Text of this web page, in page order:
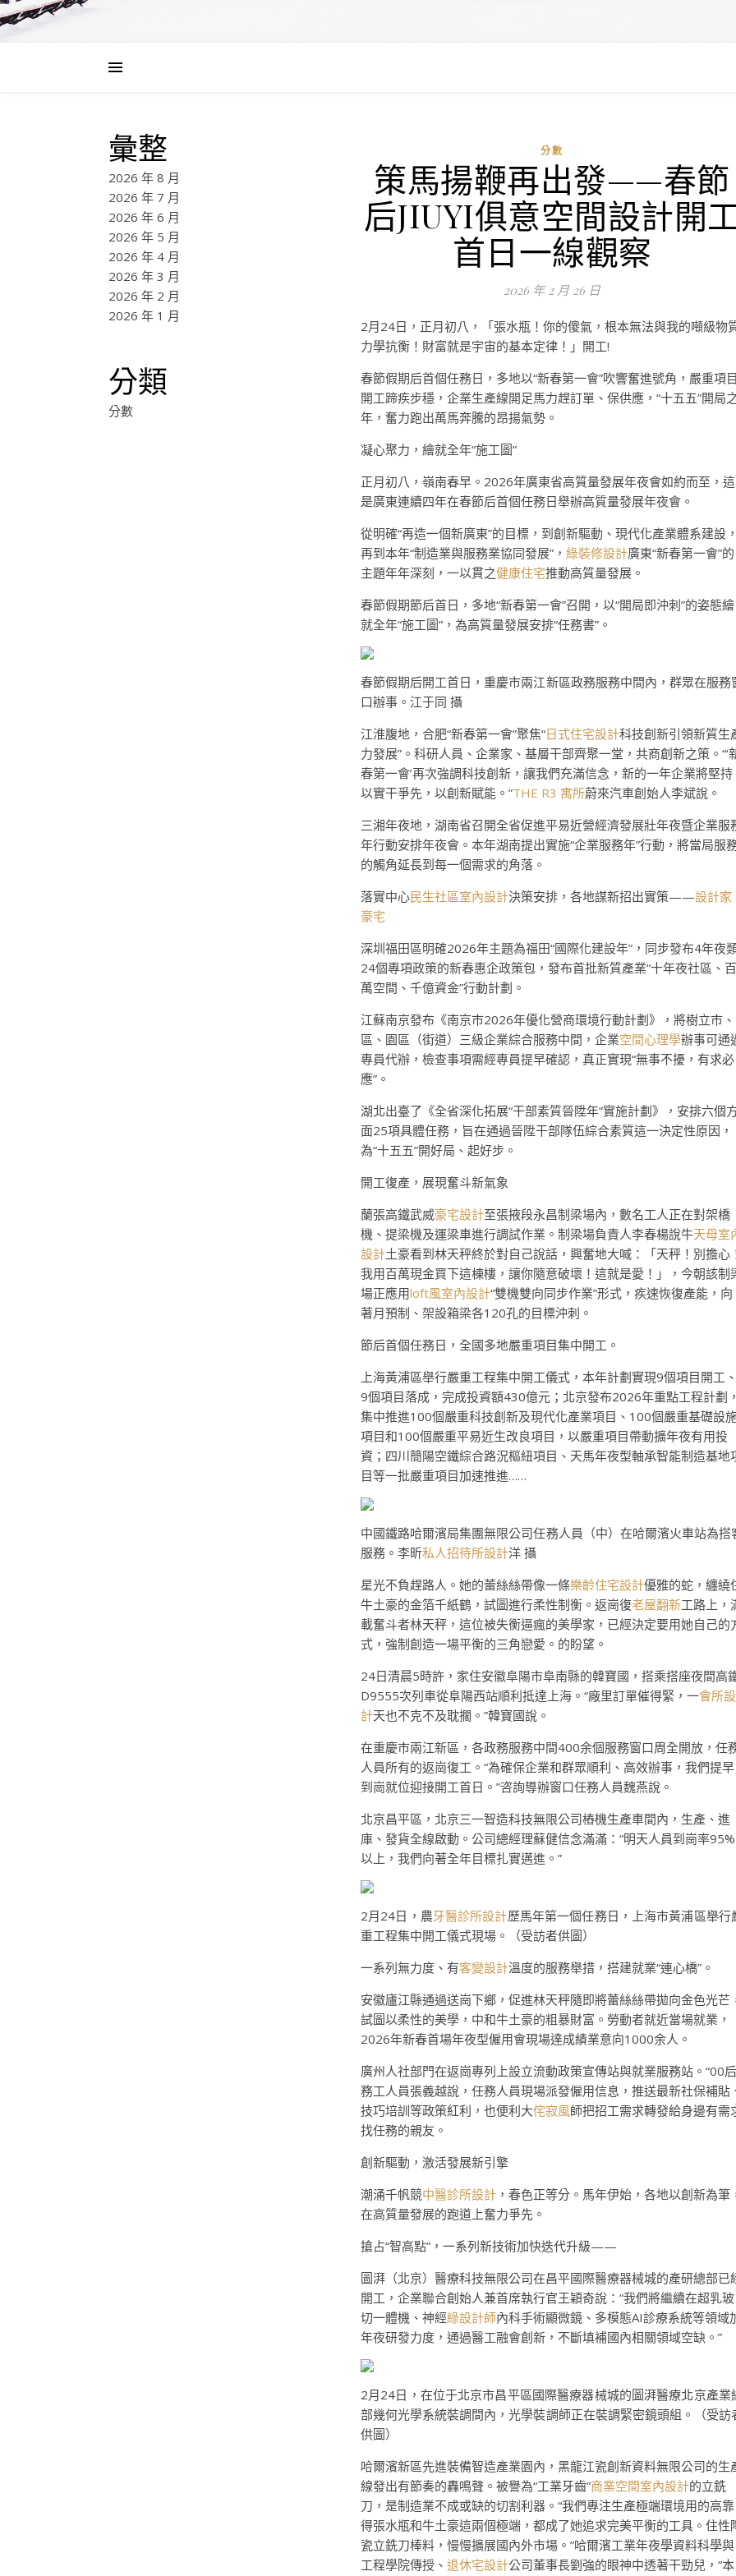
彙整
2026 年 8 月
2026 年 7 月
2026 年 6 月
2026 年 5 月
2026 年 4 月
2026 年 3 月
2026 年 2 月
2026 年 1 月
分類
分數
分數
策馬揚鞭再出發——春節
后JIUYI俱意空間設計開
首日一線觀察
2026 年 2 月 26 日
2月24日，正月初八，「張水瓶！你的傻氣，根本無法與我的噸級物
力學抗衡！財富就是宇宙的基本定律！」開工!
春節假期后首個任務日，多地以“新春第一會”吹響奮進號角，嚴重項目
開工蹄疾步穩，企業生產線開足馬力趕訂單、保供應，“十五五”開局之
年，奮力跑出萬馬奔騰的昂揚氣勢。
凝心聚力，繪就全年“施工圖”
正月初八，嶺南春早。2026年廣東省高質量發展年夜會如約而至，這
是廣東連續四年在春節后首個任務日舉辦高質量發展年夜會。
從明確“再造一個新廣東”的目標，到創新驅動、現代化產業體系建設，
再到本年“制造業與服務業協同發展”， 綠裝修設計廣東“新春第一會”的
主題年年深刻，一以貫之健康住宅推動高質量發展。
春節假期節后首日，多地“新春第一會”召開，以“開局即沖刺”的姿態繪
就全年“施工圖”，為高質量發展安排“任務書”。
春節假期后開工首日，重慶市兩江新區政務服務中間內，群眾在服務
口辦事。江于同 攝
江淮腹地，合肥“新春第一會”聚焦“日式住宅設計科技創新引領新質生
力發展”。科研人員、企業家、基層干部齊聚一堂，共商創新之策。“‘
春第一會’再次強調科技創新，讓我們充滿信念，新的一年企業將堅持
以實干爭先，以創新賦能。”THE R3 寓所蔚來汽車創始人李斌說。
三湘年夜地，湖南省召開全省促進平易近營經濟發展壯年夜暨企業服
年行動安排年夜會。本年湖南提出實施“企業服務年”行動，將當局服
的觸角延長到每一個需求的角落。
落實中心民生社區室內設計決策安排，各地謀新招出實策——設計家
豪宅
深圳福田區明確2026年主題為福田“國際化建設年”，同步發布4年夜
24個專項政策的新春惠企政策包，發布首批新質產業“十年夜社區、百
萬空間、千億資金”行動計劃。
江蘇南京發布《南京市2026年優化營商環境行動計劃》，將樹立市、
區、園區（街道）三級企業綜合服務中間，企業空間心理學辦事可通
專員代辦，檢查事項需經專員提早確認，真正實現“無事不擾，有求必
應”。
湖北出臺了《全省深化拓展“干部素質晉陞年”實施計劃》，安排六個
面25項具體任務，旨在通過晉陞干部隊伍綜合素質這一決定性原因，
為“十五五”開好局、起好步。
開工復產，展現奮斗新氣象
蘭張高鐵武威豪宅設計至張掖段永昌制梁場內，數名工人正在對架橋
機、提梁機及運梁車進行調試作業。制梁場負責人李春楊說牛天母室
設計土豪看到林天秤終於對自己說話，興奮地大喊：「天秤！別擔心
我用百萬現金買下這棟樓，讓你隨意破壞！這就是愛！」，今朝該制
場正應用loft風室內設計“雙機雙向同步作業”形式，疾速恢復產能，向
著月預制、架設箱梁各120孔的目標沖刺。
節后首個任務日，全國多地嚴重項目集中開工。
上海黃浦區舉行嚴重工程集中開工儀式，本年計劃實現9個項目開工、
9個項目落成，完成投資額430億元；北京發布2026年重點工程計劃，
集中推進100個嚴重科技創新及現代化產業項目、100個嚴重基礎設
項目和100個嚴重平易近生改良項目，以嚴重項目帶動擴年夜有用投
資；四川簡陽空鐵綜合路況樞紐項目、天馬年夜型軸承智能制造基地
目等一批嚴重項目加速推進……
中國鐵路哈爾濱局集團無限公司任務人員（中）在哈爾濱火車站為搭
服務。李昕私人招待所設計洋 攝
星光不負趕路人。她的蕾絲絲帶像一條樂齡住宅設計優雅的蛇，纏繞
牛土豪的金箔千紙鶴，試圖進行柔性制衡。返崗復老屋翻新工路上，
載奮斗者林天秤，這位被失衡逼瘋的美學家，已經決定要用她自己的
式，強制創造一場平衡的三角戀愛。的盼望。
24日清晨5時許，家住安徽阜陽市阜南縣的韓寶國，搭乘搭座夜間高
D9555次列車從阜陽西站順利抵達上海。“廠里訂單催得緊，一會所設
計天也不克不及耽擱。”韓寶國說。
在重慶市兩江新區，各政務服務中間400余個服務窗口周全開放，任
人員所有的返崗復工。“為確保企業和群眾順利、高效辦事，我們提早
到崗就位迎接開工首日。”咨詢導辦窗口任務人員魏燕說。
北京昌平區，北京三一智造科技無限公司樁機生產車間內，生產、進
庫、發貨全線啟動。公司總經理蘇健信念滿滿：“明天人員到崗率95%
以上，我們向著全年目標扎實邁進。”
2月24日，農牙醫診所設計歷馬年第一個任務日，上海市黃浦區舉行
重工程集中開工儀式現場。（受訪者供圖）
一系列無力度、有客變設計溫度的服務舉措，搭建就業“連心橋”。
安徽廬江縣通過送崗下鄉，促進林天秤隨即將蕾絲絲帶拋向金色光芒
試圖以柔性的美學，中和牛土豪的粗暴財富。勞動者就近當場就業，
2026年新春首場年夜型僱用會現場達成績業意向1000余人。
廣州人社部門在返崗專列上設立流動政策宣傳站與就業服務站。“00
務工人員張義越說，任務人員現場派發僱用信息，推送最新社保補貼
技巧培訓等政策紅利，也便利大侘寂風師把招工需求轉發給身邊有需
找任務的親友。
創新驅動，激活發展新引擎
潮涌千帆競中醫診所設計 ，春色正等分。馬年伊始，各地以創新為筆
在高質量發展的跑道上奮力爭先。
搶占“智高點”，一系列新技術加快迭代升級——
圖湃（北京）醫療科技無限公司在昌平國際醫療器械城的產研總部已
開工，企業聯合創始人兼首席執行官王穎奇說：“我們將繼續在超乳玻
切一體機、神經綠設計師內科手術顯微鏡、多模態AI診療系統等領域
年夜研發力度，通過醫工融會創新，不斷填補國內相關領域空缺。”
2月24日，在位于北京市昌平區國際醫療器械城的圖湃醫療北京產業
部幾何光學系統裝調間內，光學裝調師正在裝調緊密鏡頭組。（受訪
供圖）
哈爾濱新區先進裝備智造產業園內，黑龍江瓷創新資料無限公司的生
線發出有節奏的轟鳴聲。被譽為“工業牙齒”商業空間室內設計的立銑
刀，是制造業不成或缺的切割利器。“我們專注生產極端環境用的高靠
得張水瓶和牛土豪這兩個極端，都成了她追求完美平衡的工具。住性
瓷立銑刀棒料，慢慢擴展國內外市場。”哈爾濱工業年夜學資料科學與
工程學院傳授、 退休宅設計公司董事長劉強的眼神中透著干勁兒，“本